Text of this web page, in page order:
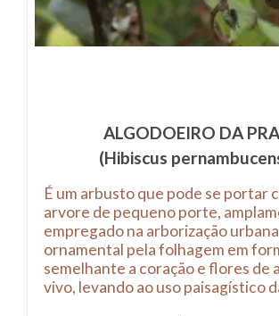
ALGODOEIRO DA
(Hibiscus
É um arbusto que pode se portar
arvore de pequeno porte,
empregado na arborização
ornamental pela folhagem em
semelhante a coração e flores de
vivo, levando ao uso paisagístico